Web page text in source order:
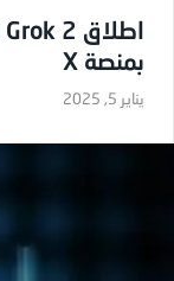
بمنصة X
يناير 5, 2025